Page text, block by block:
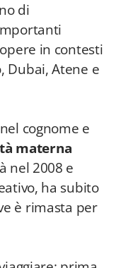
di
in contesti
Dubai, Atene e
cognome e
materna
nel 2008 e
ha subito
è rimasta per